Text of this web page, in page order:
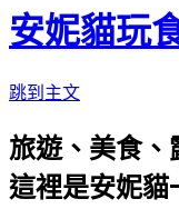
安妮貓玩
跳到主文
旅遊、美食、
這裡是安妮